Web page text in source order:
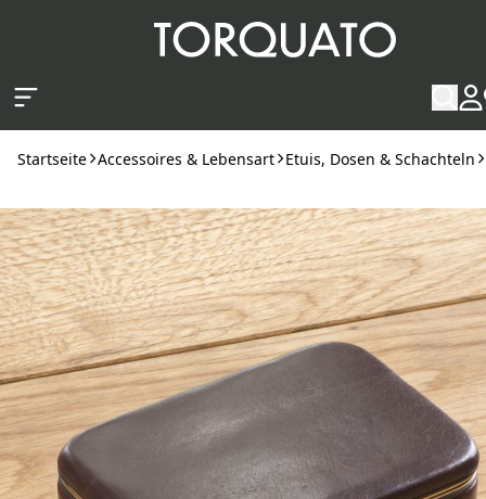
Startseite Accessoires & Lebensart Etuis, Dosen & Schachteln